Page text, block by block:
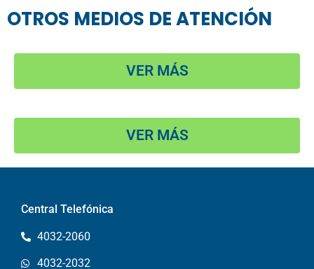
OTROS MEDIOS DE ATENCIÓN
VER MÁS
VER MÁS
Central Telefónica
4032-2060
4032-2032